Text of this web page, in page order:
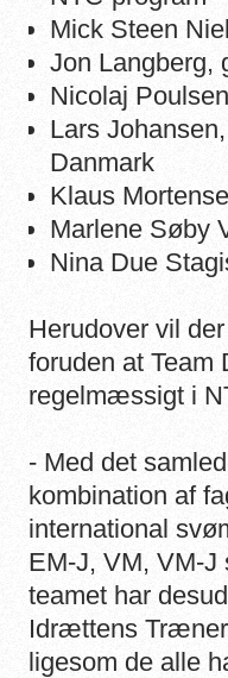
Mick Steen
Jon Langberg,
Nicolaj
Lars
Danmark
Klaus
Marlene Søby
Nina Due
Herudover vil
foruden at Team
regelmæssigt i
- Med det
kombination af
international
EM-J, VM, VM-
teamet har
Idrættens
ligesom de alle